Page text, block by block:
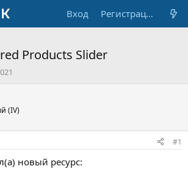
Вход Регистрация
Products Slider
(IV)
#1
новый ресурс: